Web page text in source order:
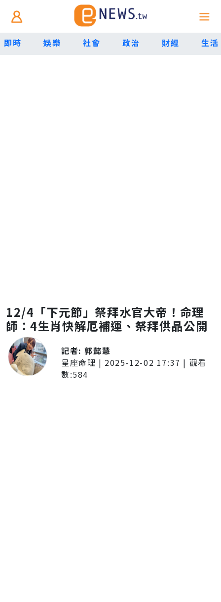
即時 娛樂 社會 政治 財經 生活
12/4「下元節」祭拜水官大帝！命理
師：4生肖快解厄補運、祭拜供品公開
記者:郭懿慧
星座命理 | 2025-12-02 17:37 | 觀看
數:584